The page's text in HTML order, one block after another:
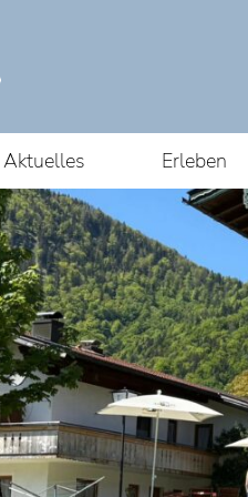
Aktuelles Erleben